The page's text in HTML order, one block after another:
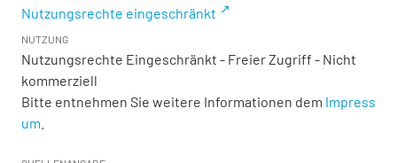
Nutzungsrechte eingeschränkt
NUTZUNG
Nutzungsrechte Eingeschränkt - Freier Zugriff - Nicht
kommerziell
Bitte entnehmen Sie weitere Informationen dem Impress
um